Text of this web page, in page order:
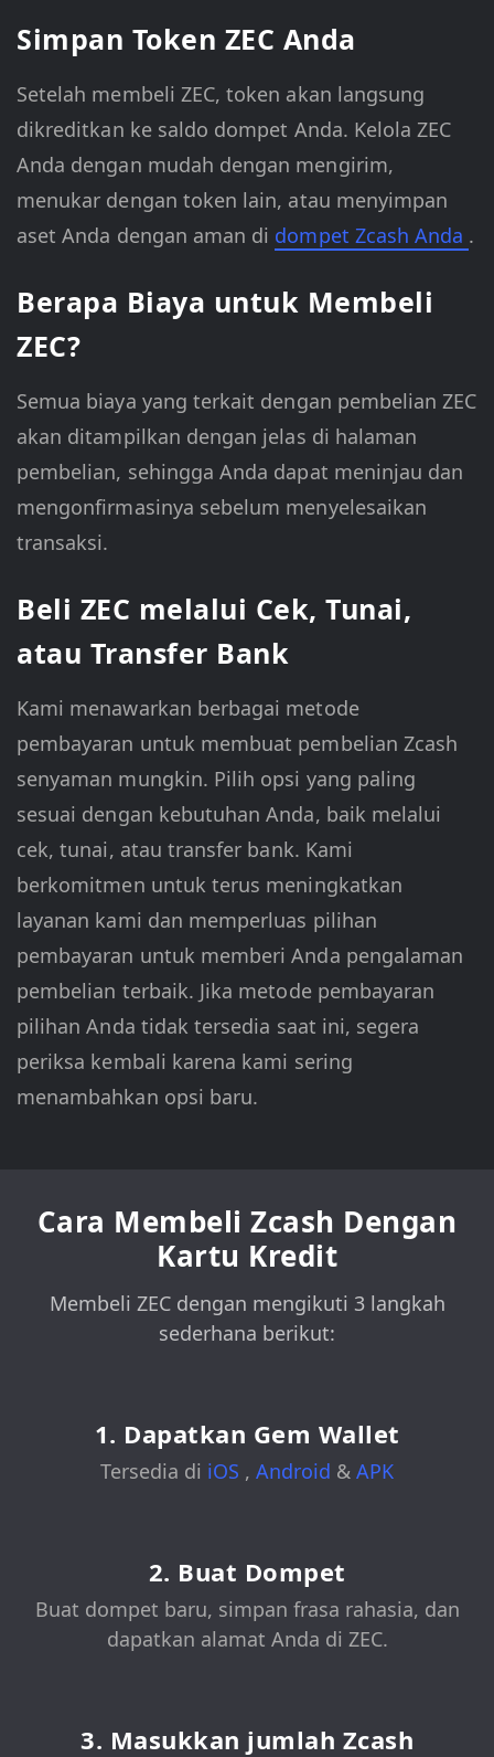
Simpan Token ZEC Anda
Setelah membeli ZEC, token akan langsung
dikreditkan ke saldo dompet Anda. Kelola ZEC
Anda dengan mudah dengan mengirim,
menukar dengan token lain, atau menyimpan
aset Anda dengan aman di dompet Zcash Anda .
Berapa Biaya untuk Membeli
ZEC?
Semua biaya yang terkait dengan pembelian ZEC
akan ditampilkan dengan jelas di halaman
pembelian, sehingga Anda dapat meninjau dan
mengonfirmasinya sebelum menyelesaikan
transaksi.
Beli ZEC melalui Cek, Tunai,
atau Transfer Bank
Kami menawarkan berbagai metode
pembayaran untuk membuat pembelian Zcash
senyaman mungkin. Pilih opsi yang paling
sesuai dengan kebutuhan Anda, baik melalui
cek, tunai, atau transfer bank. Kami
berkomitmen untuk terus meningkatkan
layanan kami dan memperluas pilihan
pembayaran untuk memberi Anda pengalaman
pembelian terbaik. Jika metode pembayaran
pilihan Anda tidak tersedia saat ini, segera
periksa kembali karena kami sering
menambahkan opsi baru.
Cara Membeli Zcash Dengan
Kartu Kredit
Membeli ZEC dengan mengikuti 3 langkah
sederhana berikut:
1. Dapatkan Gem Wallet
Tersedia di iOS , Android & APK
2. Buat Dompet
Buat dompet baru, simpan frasa rahasia, dan
dapatkan alamat Anda di ZEC.
3. Masukkan jumlah Zcash